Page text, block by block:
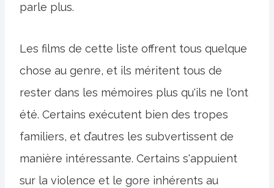
parle plus.
Les films de cette liste offrent tous quelque
chose au genre, et ils méritent tous de
rester dans les mémoires plus qu'ils ne l'ont
été. Certains exécutent bien des tropes
familiers, et d’autres les subvertissent de
manière intéressante. Certains s'appuient
sur la violence et le gore inhérents au